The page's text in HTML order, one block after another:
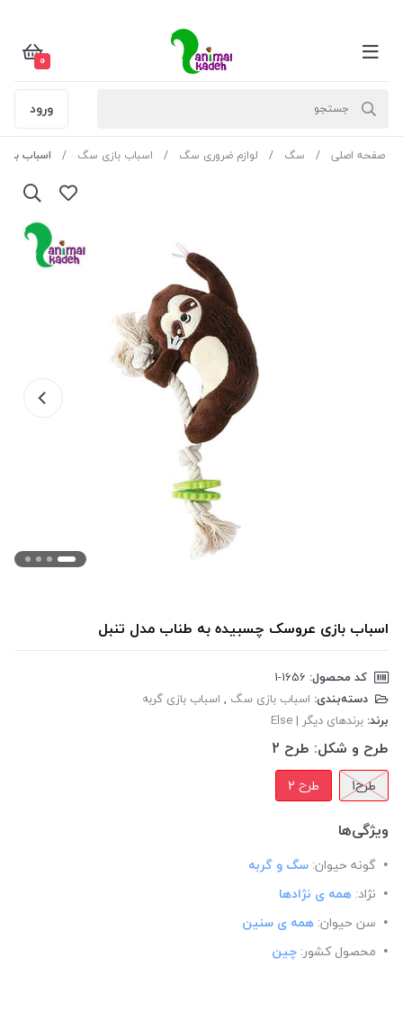
0
ورود
صفحه اصلی سگ لوازم ضروری سگ اسباب بازی سگ اسباب
اسباب بازی عروسک چسبیده به طناب مدل تنبل
کد محصول:
دسته‌بندی: اسباب بازی سگ , اسباب بازی گربه
برند: برندهای دیگر | Else
طرح و شکل: طرح 2
طرح1 طرح 2
ویژگی‌ها
گونه حیوان: سگ و گربه
نژاد: همه ی نژادها
سن حیوان: همه ی سنین
محصول کشور: چین